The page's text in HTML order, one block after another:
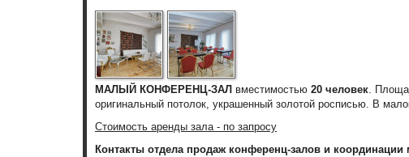
МАЛЫЙ КОНФЕРЕНЦ-ЗАЛ вместимостью 20 человек.
оригинальный потолок, украшенный золотой росписью. В
Стоимость аренды зала - по запросу
Контакты отдела продаж конференц-залов и координации